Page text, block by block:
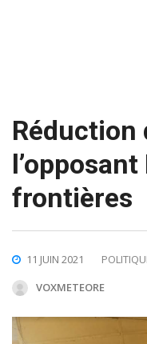
Réduction
frontières
11 JUIN 2021
VOXMETEORE